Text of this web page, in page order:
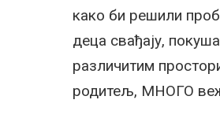
како би решили
деца свађају,
различитим
родитељ, МНОГО